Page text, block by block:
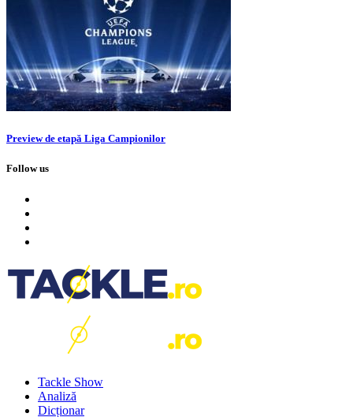
Preview de etapă Liga Campionilor
Follow us
Tackle Show
Analiză
Dicționar